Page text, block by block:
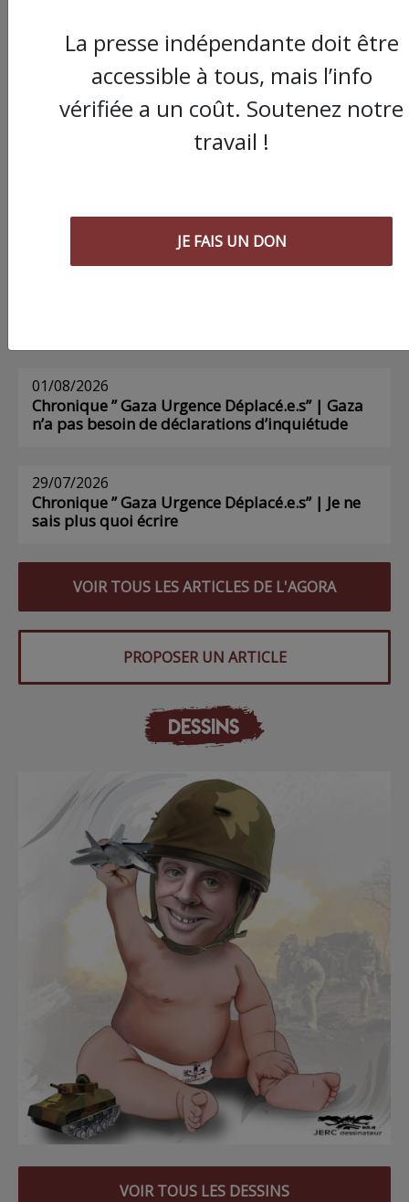
Commander le dernier numéro papier du
Poing !
Voir tous les numéros papier
AGORA
03/08/2026
01/08/2026
Chronique ” Gaza Urgence Déplacé.e.s” | Gaza
n’a pas besoin de déclarations d’inquiétude
29/07/2026
Chronique ” Gaza Urgence Déplacé.e.s” | Je ne
sais plus quoi écrire
VOIR TOUS LES ARTICLES DE L'AGORA
PROPOSER UN ARTICLE
DESSINS
VOIR TOUS LES DESSINS
La presse indépendante doit être
accessible à tous, mais l’info
vérifiée a un coût. Soutenez notre
travail !
JE FAIS UN DON